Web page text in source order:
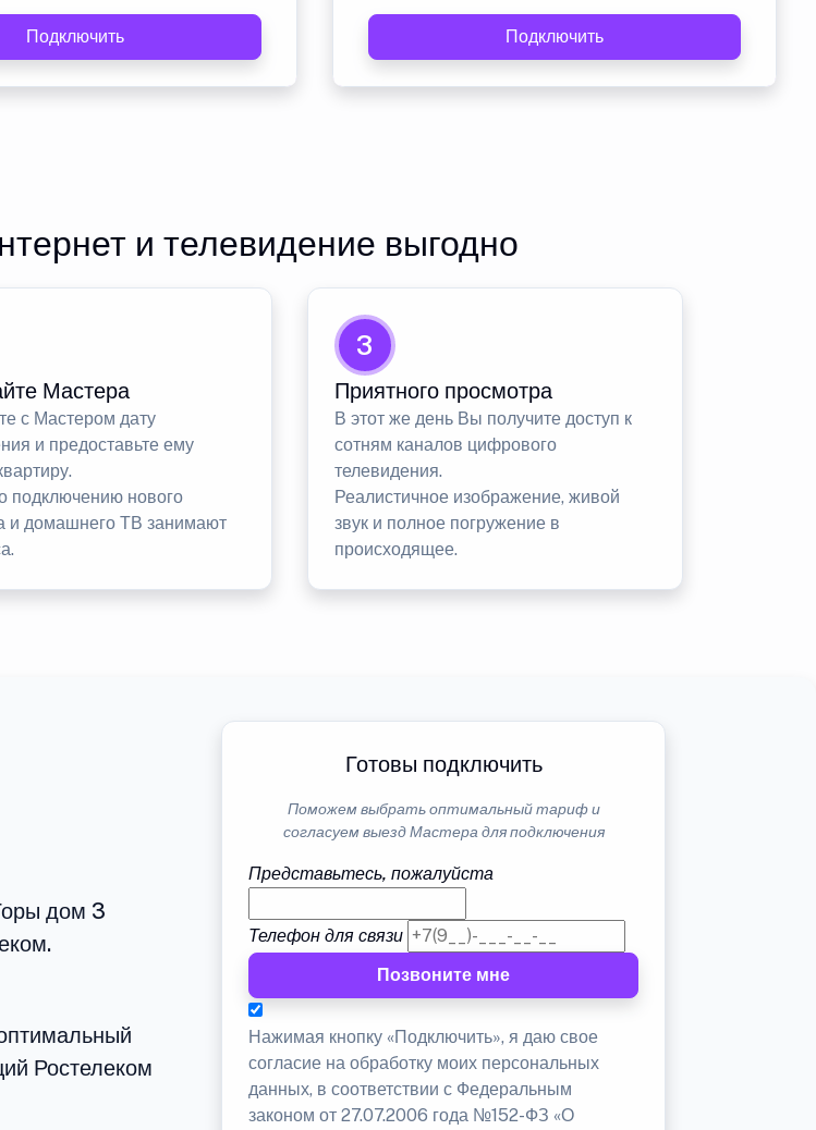
Подключить Подключить
и телевидение выгодно
Мастера
с Мастером дату
и предоставьте ему
подключению нового
и домашнего ТВ занимают
3
Приятного просмотра
В этот же день Вы получите доступ к
сотням каналов цифрового
телевидения.
Реалистичное изображение, живой
звук и полное погружение в
происходящее.
дом 3
Ростелеком
Готовы подключить
Поможем выбрать оптимальный тариф и
согласуем выезд Мастера для подключения
Представьтесь, пожалуйста
Телефон для связи
Позвоните мне
Нажимая кнопку «Подключить», я даю свое
согласие на обработку моих персональных
данных, в соответствии с Федеральным
законом от 27.07.2006 года №152-ФЗ «О